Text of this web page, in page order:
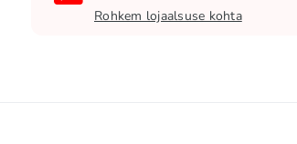
Rohkem lojaalsuse kohta